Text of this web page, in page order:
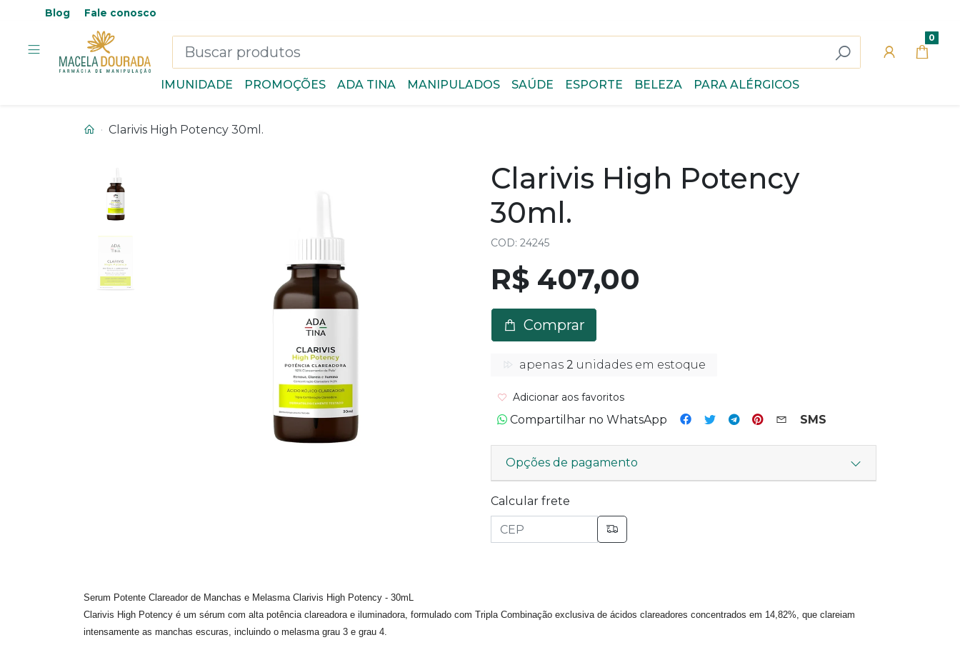
Blog Fale conosco
0
IMUNIDADE PROMOÇÕES ADA TINA MANIPULADOS SAÚDE ESPORTE BELEZA PARA ALÉRGICOS
Clarivis High Potency 30ml.
Clarivis High Potency
30ml.
COD: 24245
R$ 407,00
Comprar
apenas 2 unidades em estoque
Adicionar aos favoritos
Compartilhar no WhatsApp SMS
Opções de pagamento
Calcular frete
Serum Potente Clareador de Manchas e Melasma Clarivis High Potency - 30mL
Clarivis High Potency é um sérum com alta potência clareadora e iluminadora, formulado com Tripla Combinação exclusiva de ácidos clareadores concentrados em 14,82%, que clareiam
intensamente as manchas escuras, incluindo o melasma grau 3 e grau 4.